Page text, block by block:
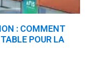
: COMMENT
POUR LA